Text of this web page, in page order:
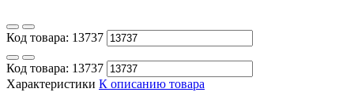
Код товара: 13737
Код товара: 13737
Характеристики К описанию товара